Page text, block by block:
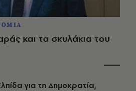
και τα σκυλάκια του
για τη Δημοκρατία,